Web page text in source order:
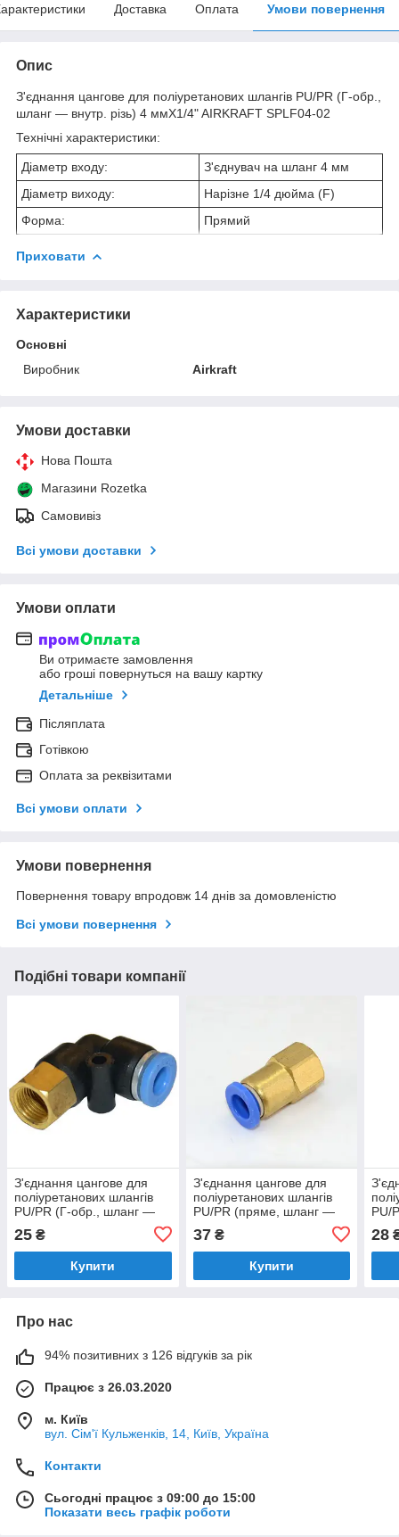
Доставка Оплата Умови повернення
Опис
З'єднання цангове для поліуретанових шлангів PU/PR (Г-обр.,
шланг — внутр. різь) 4 ммX1/4" AIRKRAFT SPLF04-02
Технічні характеристики:
Діаметр входу:
З'єднувач на шланг 4 мм
Діаметр виходу:
Нарізне 1/4 дюйма (F)
Форма:
Прямий
Приховати
Характеристики
Основні
Виробник
Airkraft
Умови доставки
Нова Пошта
Магазини Rozetka
Самовивіз
Всі умови доставки
Умови оплати
Ви отримаєте замовлення
або гроші повернуться на вашу картку
Детальніше
Післяплата
Готівкою
Оплата за реквізитами
Всі умови оплати
Умови повернення
Повернення товару впродовж 14 днів за домовленістю
Всі умови повернення
Подібні товари компанії
З'єднання цангове для
поліуретанових шлангів
PU/PR (Г-обр., шланг —
25 ₴
Купити
З'єднання цангове для
поліуретанових шлангів
PU/PR (пряме, шланг —
37₴
Купити
PU/
28
Про нас
94% позитивних з 126 відгуків за рік
Працює з 26.03.2020
м. Київ
вул. Сім'ї Кульженків, 14, Київ, Україна
Контакти
Сьогодні працює з 09:00 до 15:00
Показати весь графік роботи